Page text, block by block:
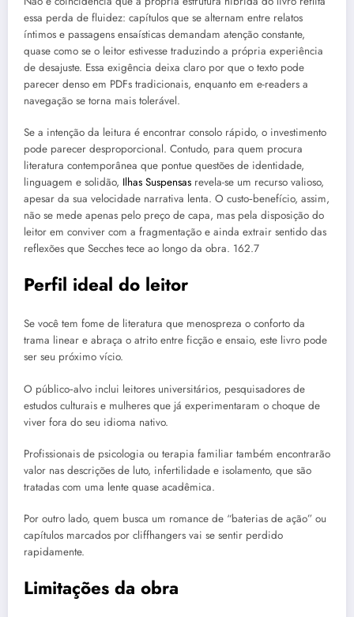
essa perda de fluidez: capítulos que se alternam entre relatos
íntimos e passagens ensaísticas demandam atenção constante,
quase como se o leitor estivesse traduzindo a própria experiência
de desajuste. Essa exigência deixa claro por que o texto pode
parecer denso em PDFs tradicionais, enquanto em e-readers a
navegação se torna mais tolerável.
Se a intenção da leitura é encontrar consolo rápido, o investimento
pode parecer desproporcional. Contudo, para quem procura
literatura contemporânea que pontue questões de identidade,
linguagem e solidão, Ilhas Suspensas revela-se um recurso valioso,
apesar da sua velocidade narrativa lenta. O custo‑benefício, assim,
não se mede apenas pelo preço de capa, mas pela disposição do
leitor em conviver com a fragmentação e ainda extrair sentido das
reflexões que Secches tece ao longo da obra. 162.7
Perfil ideal do leitor
Se você tem fome de literatura que menospreza o conforto da
trama linear e abraça o atrito entre ficção e ensaio, este livro pode
ser seu próximo vício.
O público‑alvo inclui leitores universitários, pesquisadores de
estudos culturais e mulheres que já experimentaram o choque de
viver fora do seu idioma nativo.
Profissionais de psicologia ou terapia familiar também encontrarão
valor nas descrições de luto, infertilidade e isolamento, que são
tratadas com uma lente quase acadêmica.
Por outro lado, quem busca um romance de “baterias de ação” ou
capítulos marcados por cliffhangers vai se sentir perdido
rapidamente.
Limitações da obra